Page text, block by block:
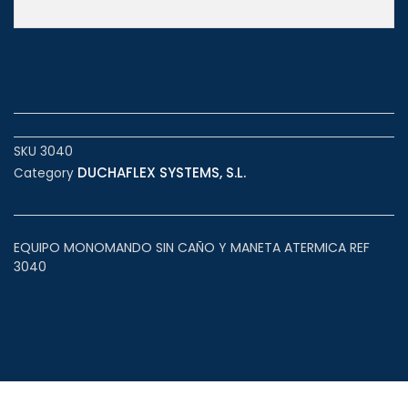
SKU 3040
Category DUCHAFLEX SYSTEMS, S.L.
EQUIPO MONOMANDO SIN CAÑO Y MANETA ATERMICA REF
3040